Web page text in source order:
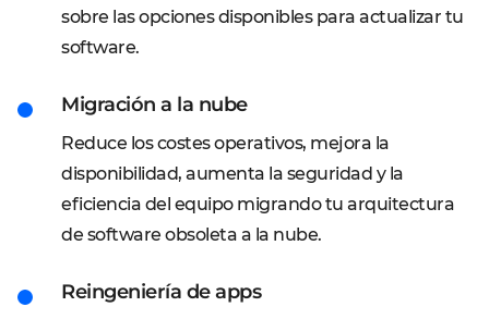
sobre las opciones disponibles para actualizar tu
software.
Migración a la nube
Reduce los costes operativos, mejora la
disponibilidad, aumenta la seguridad y la
eficiencia del equipo migrando tu arquitectura
de software obsoleta a la nube.
Reingeniería de apps